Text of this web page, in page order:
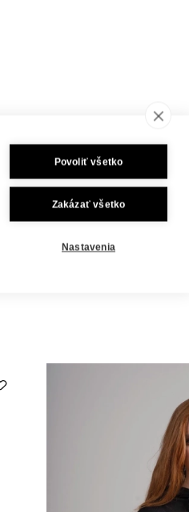
Povoliť všetko
Zakázať všetko
Nastavenia